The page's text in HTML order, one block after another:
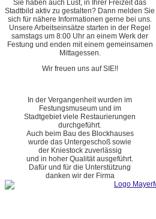
Sie haben auch Lust, in Ihrer Freizeit das
Stadtbild aktiv zu gestalten? Dann melden Sie
sich für nähere Informationen gerne bei uns.
Unsere Arbeitseinsätze starten in der Regel
samstags um 8:00 Uhr an einem Werk der
Festung und enden mit einem gemeinsamen
Mittagessen.
Wir freuen uns auf SIE!!
In der Vergangenheit wurden im
Festungsmuseum und im
Stadtgebiet viele Restaurierungen
durchgeführt.
Auch beim Bau des Blockhauses
wurde das Untergeschoß sowie
der Kniestock zuverlässig
und in hoher Qualität ausgeführt.
Dafür und für die Unterstützung
danken wir der Firma